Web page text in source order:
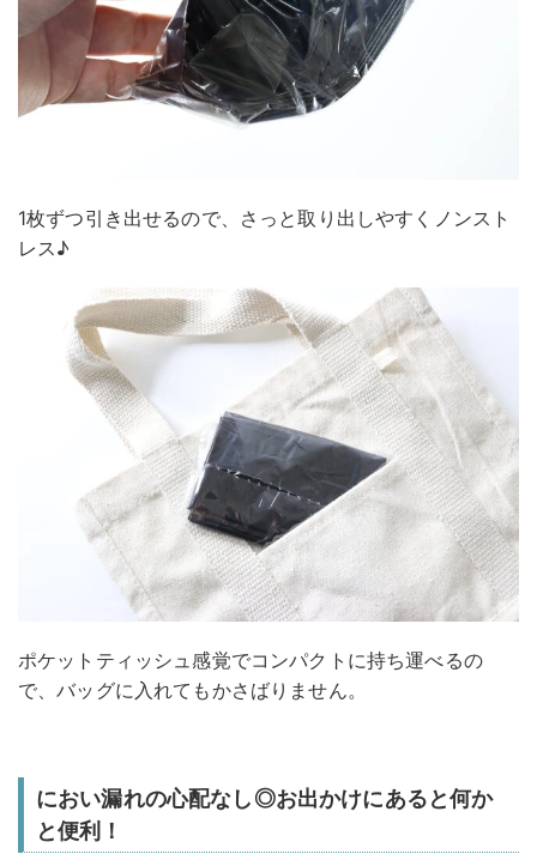
1枚ずつ引き出せるので、さっと取り出しやすくノンスト
レス♪
ポケットティッシュ感覚でコンパクトに持ち運べるの
で、バッグに入れてもかさばりません。
におい漏れの心配なし◎お出かけにあると何か
と便利！